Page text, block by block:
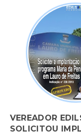
VEREADOR
SOLICITOU